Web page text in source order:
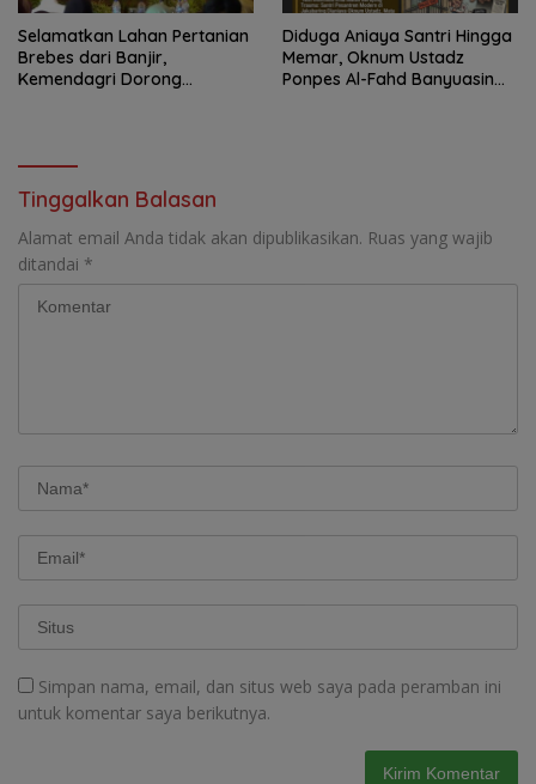
Selamatkan Lahan Pertanian
Brebes dari Banjir,
Kemendagri Dorong
Diduga Aniaya Santri Hingga
Memar, Oknum Ustadz
Ponpes Al-Fahd Banyuasin
Tinggalkan Balasan
Alamat email Anda tidak akan dipublikasikan. Ruas yang wajib
ditandai *
Simpan nama, email, dan situs web saya pada peramban ini
untuk komentar saya berikutnya.